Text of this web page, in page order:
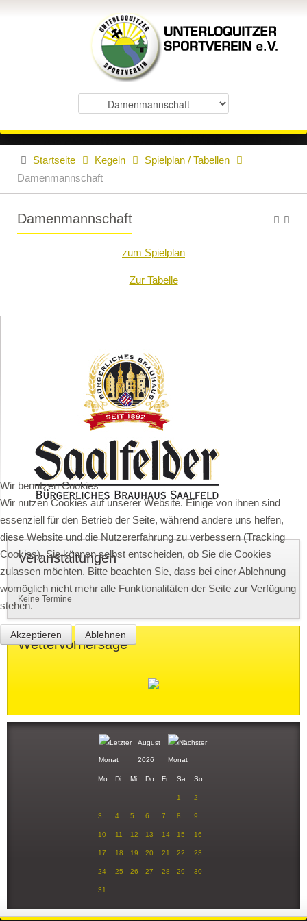
Startseite Kegeln
Spielplan / Tabellen
Damenmannschaft
Damenmannschaft
zum Spielplan
Zur Tabelle
Veranstaltungen
Keine Termine
Wettervorhersage
August
2026
Mo Di Mi Do Fr Sa So
1 2
3 4 5 6 7 8 9
10 11 12 13 14 15 16
17 18 19 20 21 22 23
24 25 26 27 28 29 30
31
Wir benutzen Cookies
Wir nutzen Cookies auf unserer Website. Einige von ihnen sind
essenziell für den Betrieb der Seite, während andere uns helfen,
diese Website und die Nutzererfahrung zu verbessern (Tracking
Cookies). Sie können selbst entscheiden, ob Sie die Cookies
zulassen möchten. Bitte beachten Sie, dass bei einer Ablehnung
womöglich nicht mehr alle Funktionalitäten der Seite zur Verfügung
stehen.
Akzeptieren Ablehnen